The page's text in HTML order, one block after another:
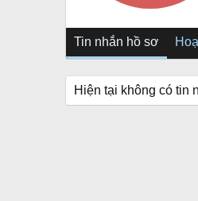
Tin nhắn hồ sơ
Hiện tại không có tin